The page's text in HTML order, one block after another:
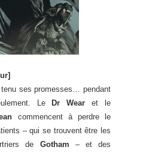
tenu ses promesses… pendant
LeDr Wear et le
commencent à perdre le
– qui se trouvent être les
de Gotham – et des